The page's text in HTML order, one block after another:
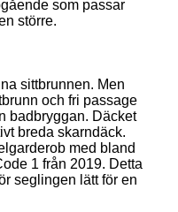
som passar
större.
sittbrunnen. Men
och fri passage
badbryggan. Däcket
breda skarndäck.
med bland
1 från 2019. Detta
seglingen lätt för en